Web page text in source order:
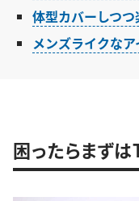
体型カバーしつ
メンズライクな
困ったらまず